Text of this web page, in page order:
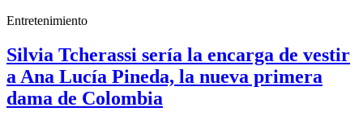
Entretenimiento
Silvia Tcherassi sería la encarga de vestir
a Ana Lucía Pineda, la nueva primera
dama de Colombia